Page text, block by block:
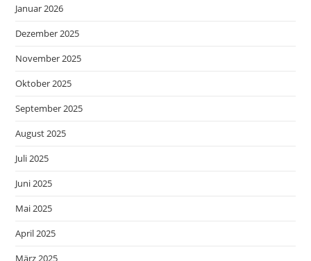
Januar 2026
Dezember 2025
November 2025
Oktober 2025
September 2025
August 2025
Juli 2025
Juni 2025
Mai 2025
April 2025
März 2025